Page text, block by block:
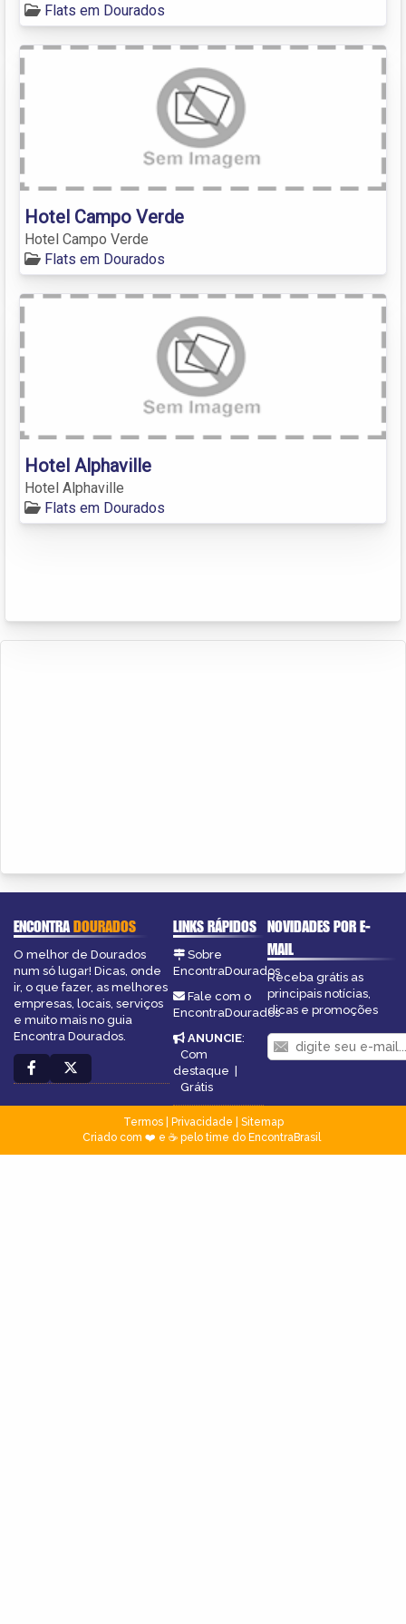
Flats em Dourados
Hotel Campo Verde
Hotel Campo Verde
Flats em Dourados
Hotel Alphaville
Hotel Alphaville
Flats em Dourados
ENCONTRADOURADOS
O melhor de Dourados
num só lugar! Dicas, onde
ir, o que fazer, as melhores
empresas, locais, serviços
e muito mais no guia
Encontra Dourados.
LINKS RÁPIDOS
Sobre
EncontraDourados
Fale com o
EncontraDourados
ANUNCIE:
Com
destaque |
Grátis
NOVIDADES POR E-
MAIL
Receba grátis as
principais notícias,
dicas e promoções
Termos| Privacidade
Sitemap
Criado com ❤️ e ☕ pelo time do EncontraBrasil